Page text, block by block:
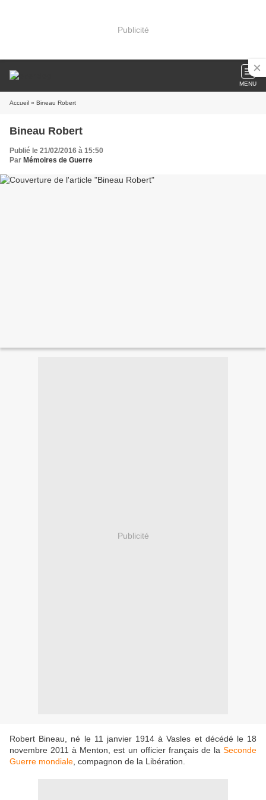
Publicité
MENU
Accueil » Bineau Robert
Bineau Robert
Publié le 21/02/2016 à 15:50
Par Mémoires de Guerre
Publicité
Robert Bineau, né le 11 janvier 1914 à Vasles et décédé le 18
novembre 2011 à Menton, est un officier français de la Seconde
Guerre mondiale , compagnon de la Libération.